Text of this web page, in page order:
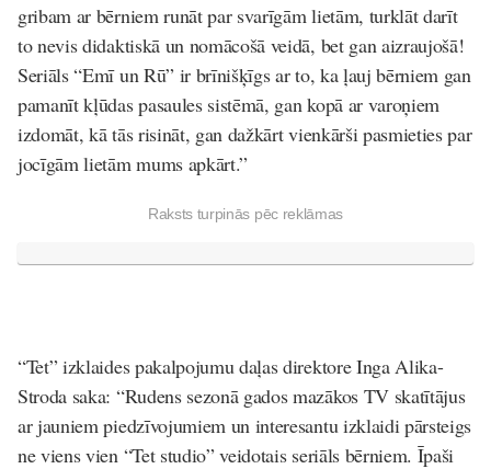
gribam ar bērniem runāt par svarīgām lietām, turklāt darīt
to nevis didaktiskā un nomācošā veidā, bet gan aizraujošā!
Seriāls “Emī un Rū” ir brīnišķīgs ar to, ka ļauj bērniem gan
pamanīt kļūdas pasaules sistēmā, gan kopā ar varoņiem
izdomāt, kā tās risināt, gan dažkārt vienkārši pasmieties par
jocīgām lietām mums apkārt.”
Raksts turpinās pēc reklāmas
“Tet” izklaides pakalpojumu daļas direktore Inga Alika-
Stroda saka: “Rudens sezonā gados mazākos TV skatītājus
ar jauniem piedzīvojumiem un interesantu izklaidi pārsteigs
ne viens vien “Tet studio” veidotais seriāls bērniem. Īpaši